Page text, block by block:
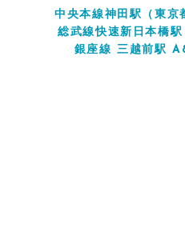
中央本線神田駅（東京
総武線快速新日本橋
銀座線 三越前駅